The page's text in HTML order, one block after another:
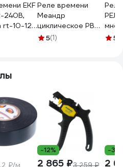
EKF
240В,
rt-10-12-
Реле времени
Меандр
циклическое РВЦ-
Р-15
5(1)
1 5
₽/м
-12%
2 865 ₽3 259 ₽
-
2